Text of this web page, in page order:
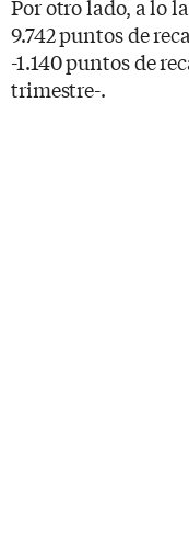
Por otro lado, a lo
9.742 puntos de
-1.140 puntos de
trimestre-.